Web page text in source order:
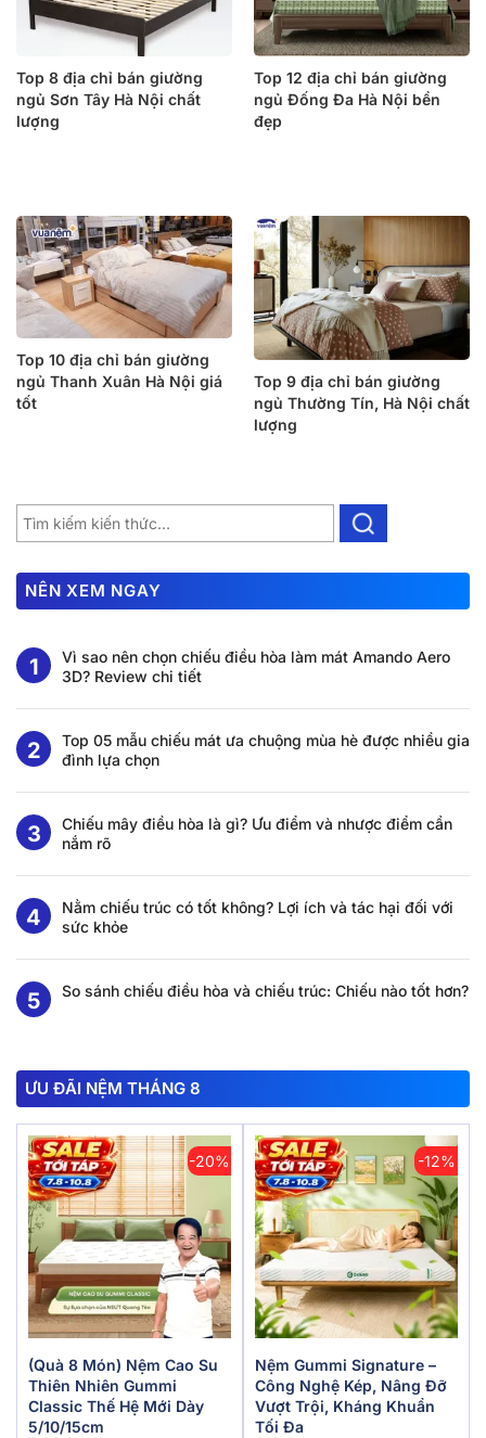
Top 8 địa chỉ bán giường
ngủ Sơn Tây Hà Nội chất
lượng
Top 12 địa chỉ bán giường
ngủ Đống Đa Hà Nội bền
đẹp
Top 10 địa chỉ bán giường
ngủ Thanh Xuân Hà Nội giá
tốt
Top 9 địa chỉ bán giường
ngủ Thường Tín, Hà Nội chất
lượng
NÊN XEM NGAY
Vì sao nên chọn chiếu điều hòa làm mát Amando Aero
3D? Review chi tiết
Top 05 mẫu chiếu mát ưa chuộng mùa hè được nhiều gia
đình lựa chọn
Chiếu mây điều hòa là gì? Ưu điểm và nhược điểm cần
nắm rõ
Nằm chiếu trúc có tốt không? Lợi ích và tác hại đối với
sức khỏe
So sánh chiếu điều hòa và chiếu trúc: Chiếu nào tốt hơn?
ƯU ĐÃI NỆM THÁNG 8
-20%
(Quà 8 Món) Nệm Cao Su
Thiên Nhiên Gummi
Classic Thế Hệ Mới Dày
5/10/15cm
-12%
Nệm Gummi Signature –
Công Nghệ Kép, Nâng Đỡ
Vượt Trội, Kháng Khuẩn
Tối Đa